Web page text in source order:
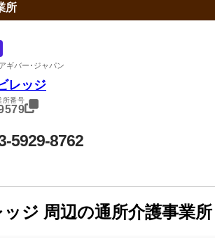
所
ギバー･ジャパン
レッジ
所番号
5929-8762
ジ 周辺の通所介護事業所